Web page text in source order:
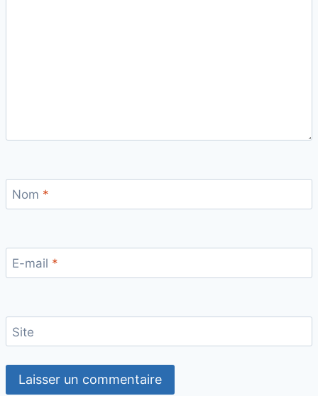
Nom *
E-mail *
Site